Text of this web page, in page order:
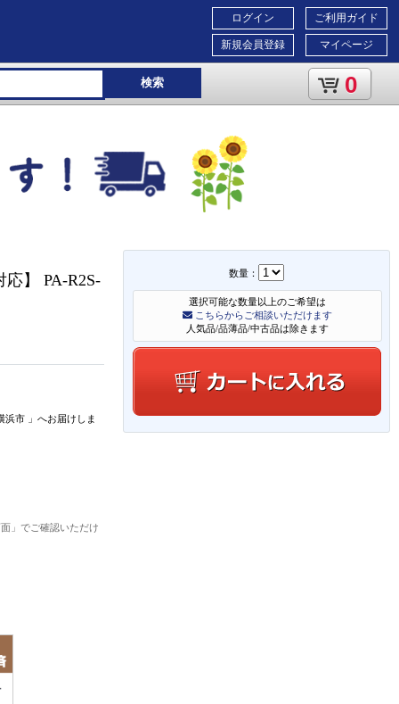
ご利用ガイド
マイページ
ログイン
新規会員登録
検索 0
数量：
選択可能な数量以上のご希望は
こちらからご相談いただけます
人気品/品薄品/中古品は除きます
】 PA-R2S-
浜市 」 へお届けしま
」でご確認いただけ